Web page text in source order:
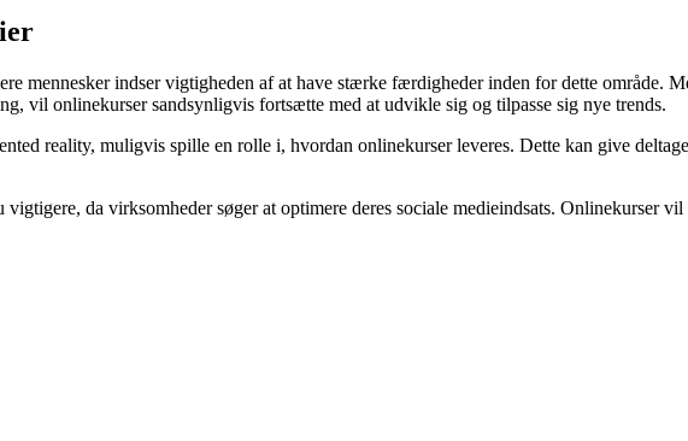
mennesker indser vigtigheden af at have stærke færdigheder inden for dette område.
vil onlinekurser sandsynligvis fortsætte med at udvikle sig og tilpasse sig nye trends.
reality, muligvis spille en rolle i, hvordan onlinekurser leveres. Dette kan give
da virksomheder søger at optimere deres sociale medieindsats. Onlinekurser